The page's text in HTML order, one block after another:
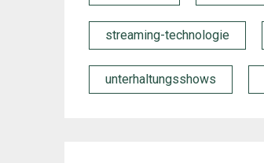
streaming-technologie
unterhaltungsshows